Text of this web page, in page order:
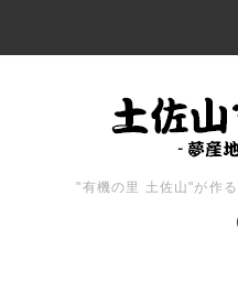
"有機の里 土佐山"が作